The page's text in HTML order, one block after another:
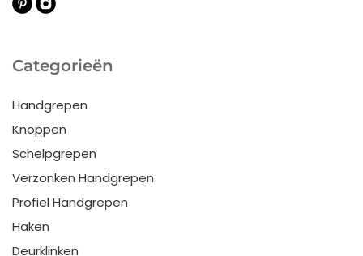
Categorieën
Handgrepen
Knoppen
Schelpgrepen
Verzonken Handgrepen
Profiel Handgrepen
Haken
Deurklinken